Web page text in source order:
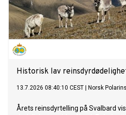
Historisk lav
13.7.2026 08:40:10 CEST Norsk
Årets reinsdyrtelling på Svalbard